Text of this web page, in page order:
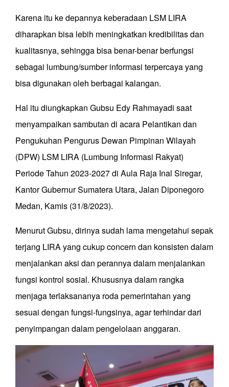
Karena itu ke depannya keberadaan LSM LIRA
diharapkan bisa lebih meningkatkan kredibilitas dan
kualitasnya, sehingga bisa benar-benar berfungsi
sebagai lumbung/sumber informasi terpercaya yang
bisa digunakan oleh berbagai kalangan.
Hal itu diungkapkan Gubsu Edy Rahmayadi saat
menyampaikan sambutan di acara Pelantikan dan
Pengukuhan Pengurus Dewan Pimpinan Wilayah
(DPW) LSM LIRA (Lumbung Informasi Rakyat)
Periode Tahun 2023-2027 di Aula Raja Inal Siregar,
Kantor Gubernur Sumatera Utara, Jalan Diponegoro
Medan, Kamis (31/8/2023).
Menurut Gubsu, dirinya sudah lama mengetahui sepak
terjang LIRA yang cukup concern dan konsisten dalam
menjalankan aksi dan perannya dalam menjalankan
fungsi kontrol sosial. Khususnya dalam rangka
menjaga terlaksananya roda pemerintahan yang
sesuai dengan fungsi-fungsinya, agar terhindar dari
penyimpangan dalam pengelolaan anggaran.